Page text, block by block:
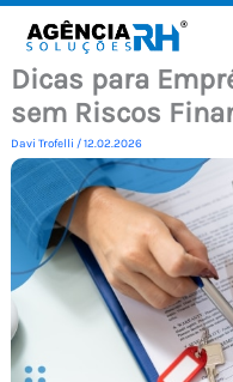
para
conteúdo
Dicas para
sem Riscos
Davi Trofelli /12.02.2026